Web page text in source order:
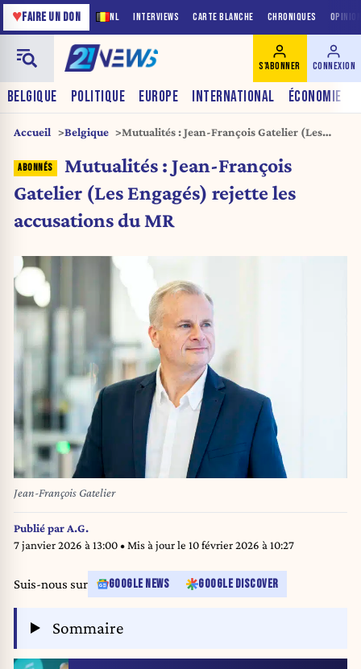
NL INTERVIEWS CARTE BLANCHE CHRONIQUES
♥FAIRE UN DON
BELGIQUE POLITIQUE EUROPE INTERNATIONAL ÉCONOMIE
S'ABONNER CONNEXION
Accueil Belgique
Mutualités : Jean-François Gatelier (Les
Mutualités : Jean-François
Gatelier (Les Engagés) rejette les
accusations du MR
Jean-François Gatelier
Publié par A.G.
7 janvier 2026 à 13:00• Mis à jour le 10 février 2026 à 10:27
Suis-nous sur GOOGLE NEWS GOOGLE DISCOVER
Sommaire